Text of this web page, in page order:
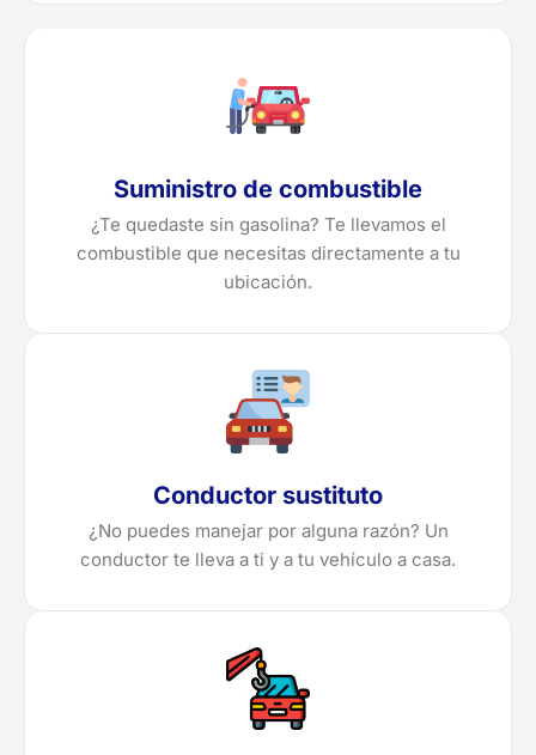
Suministro de combustible
¿Te quedaste sin gasolina? Te llevamos el
combustible que necesitas directamente a tu
ubicación.
Conductor sustituto
¿No puedes manejar por alguna razón? Un
conductor te lleva a ti y a tu vehículo a casa.